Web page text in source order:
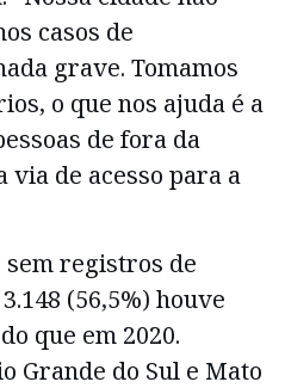
casos de
grave. Tomamos
o que nos ajuda é a
de fora da
via de acesso para a
sem registros de
(56,5%) houve
que em 2020.
Grande do Sul e Mato